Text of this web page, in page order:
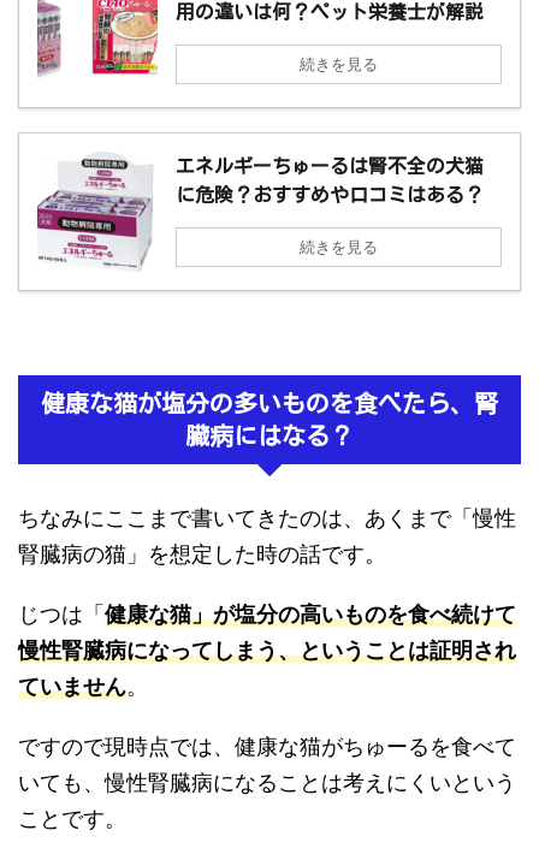
用の違いは何？ペット栄養士が解説
続きを見る
エネルギーちゅーるは腎不全の犬猫
に危険？おすすめや口コミはある？
続きを見る
健康な猫が塩分の多いものを食べたら、腎
臓病にはなる？
ちなみにここまで書いてきたのは、あくまで「慢性
腎臓病の猫」を想定した時の話です。
じつは「健康な猫」が塩分の高いものを食べ続けて
慢性腎臓病になってしまう、ということは証明され
ていません。
ですので現時点では、健康な猫がちゅーるを食べて
いても、慢性腎臓病になることは考えにくいという
ことです。